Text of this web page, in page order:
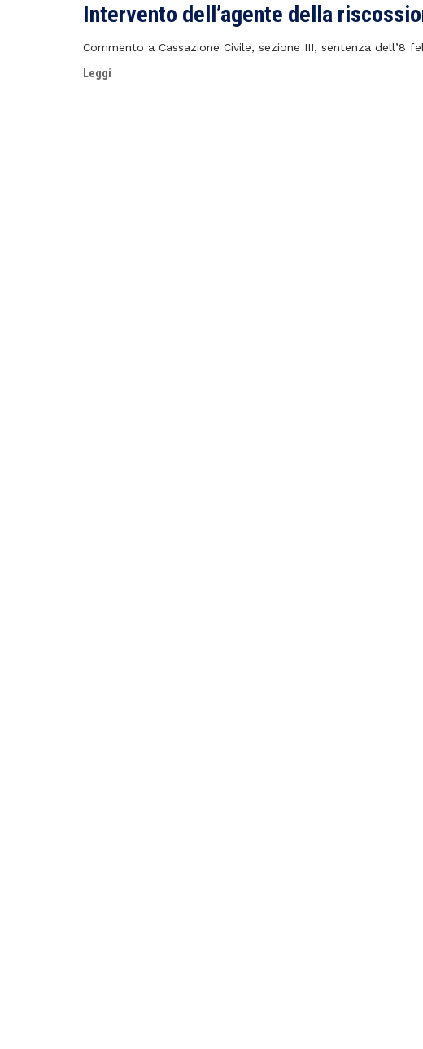
Intervento dell’agente della
Commento a Cassazione Civile, sezione III, sentenza dell’8
Leggi